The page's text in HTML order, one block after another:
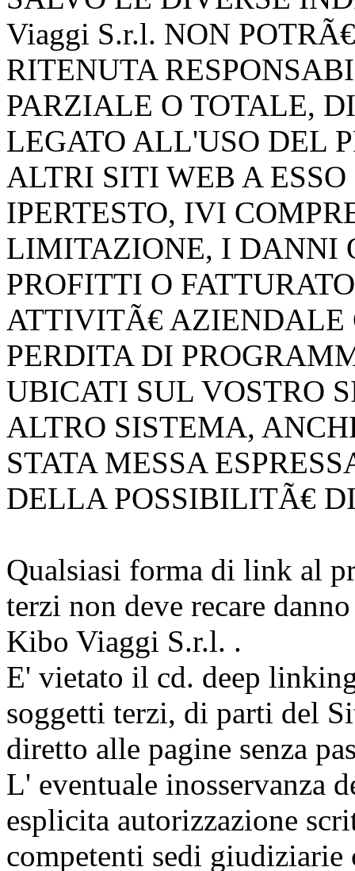
Viaggi S.r.l. NON
RITENUTA
PARZIALE O TOTALE,
LEGATO ALL'USO DEL
ALTRI SITI WEB A
IPERTESTO, IVI
LIMITAZIONE, I DANNI
PROFITTI O
ATTIVITÃ€ AZIENDALE
PERDITA DI
UBICATI SUL VOSTRO
ALTRO SISTEMA,
STATA MESSA
DELLA POSSIBILITÃ€
Qualsiasi forma di link al
terzi non deve recare
Kibo Viaggi S.r.l. .
E' vietato il cd. deep
soggetti terzi, di parti del
diretto alle pagine senza
L' eventuale inosservanza
esplicita autorizzazione
competenti sedi